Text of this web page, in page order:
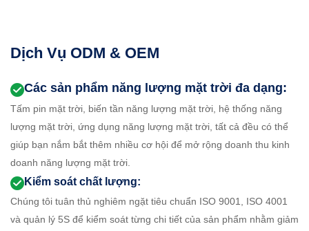
Dịch Vụ ODM & OEM
Các sản phẩm năng lượng mặt trời đa dạng:
Tấm pin mặt trời, biến tần năng lượng mặt trời, hệ thống năng
lượng mặt trời, ứng dụng năng lượng mặt trời, tất cả đều có thể
giúp bạn nắm bắt thêm nhiều cơ hội để mở rộng doanh thu kinh
doanh năng lượng mặt trời.
Kiểm soát chất lượng:
Chúng tôi tuân thủ nghiêm ngặt tiêu chuẩn ISO 9001, ISO 4001
và quản lý 5S để kiểm soát từng chi tiết của sản phẩm nhằm giảm